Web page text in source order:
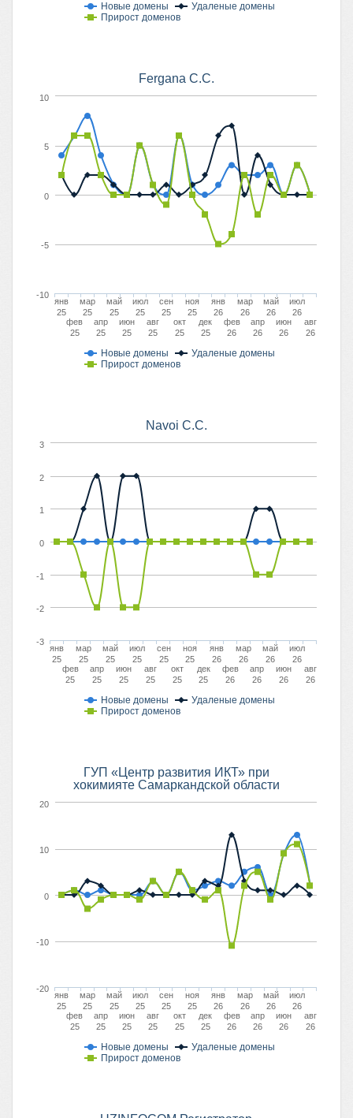
Новые домены
Удаленые домены
Прирост доменов
Fergana C.C.
Новые домены
Удаленые домены
Прирост доменов
янв
25
фев
25
мар
25
апр
25
май
25
июн
25
июл
25
авг
25
сен
25
окт
25
ноя
25
дек
25
янв
26
фев
26
мар
26
апр
26
май
26
июн
26
июл
26
авг
26
-5
0
5
10
-10
Navoi C.C.
Новые домены
Удаленые домены
Прирост доменов
янв
25
фев
25
мар
25
апр
25
май
25
июн
25
июл
25
авг
25
сен
25
окт
25
ноя
25
дек
25
янв
26
фев
26
мар
26
апр
26
май
26
июн
26
июл
26
авг
26
-3
-2
-1
0
1
2
3
ГУП «Центр развития ИКТ» при
хокимияте Самаркандской области
Новые домены
Удаленые домены
Прирост доменов
янв
25
фев
25
мар
25
апр
25
май
25
июн
25
июл
25
авг
25
сен
25
окт
25
ноя
25
дек
25
янв
26
фев
26
мар
26
апр
26
май
26
июн
26
июл
26
авг
26
-10
0
10
-20
20